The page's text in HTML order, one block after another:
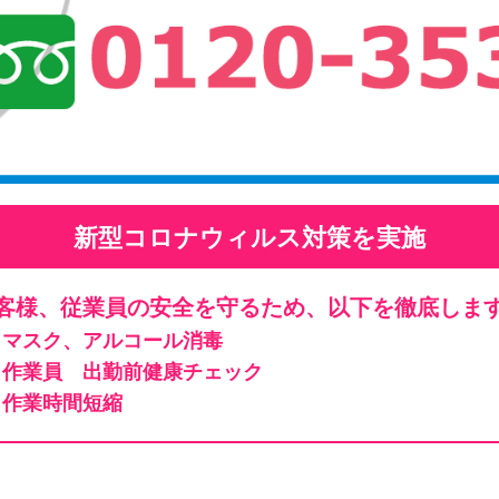
新型コロナウィルス対策を実施
様、従業員の安全を守るため、以下を徹底しま
マスク、アルコール消毒
作業員 出勤前健康チェック
作業時間短縮